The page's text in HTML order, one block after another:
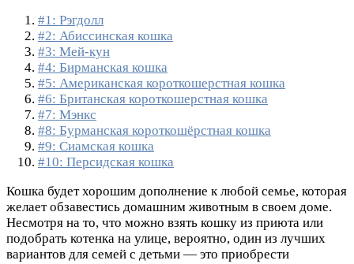
#1: Рэгдолл
#2: Абиссинская кошка
#3: Мей-кун
#4: Бирманская кошка
#5: Американская короткошерстная кошка
#6: Британская короткошерстная кошка
#7: Мэнкс
#8: Бурманская короткошёрстная кошка
#9: Сиамская кошка
#10: Персидская кошка
Кошка будет хорошим дополнение к любой семье, которая
желает обзавестись домашним животным в своем доме.
Несмотря на то, что можно взять кошку из приюта или
подобрать котенка на улице, вероятно, один из лучших
вариантов для семей с детьми — это приобрести